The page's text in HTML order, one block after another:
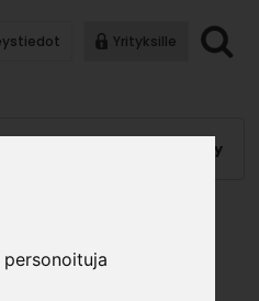
Yrityksille
Pintakäsittely